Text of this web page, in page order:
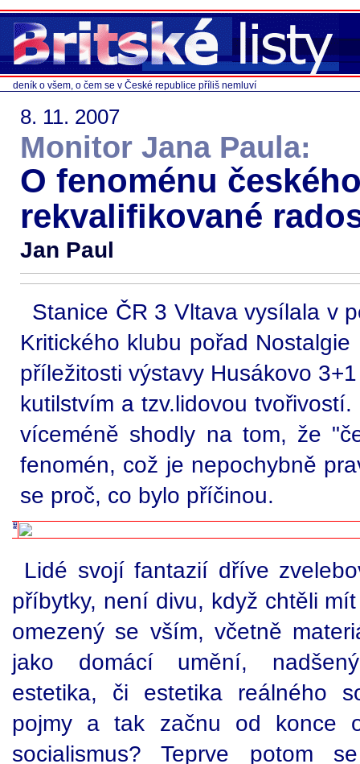
deník o všem, o čem se v České republice příliš nemluví
8. 11. 2007
Monitor Jana Paula:
O fenoménu
rekvalifikované
Jan Paul
Stanice ČR 3 Vltava vysílala v
Kritického klubu pořad
příležitosti výstavy Husákovo
kutilstvím a tzv.lidovou
víceméně shodly na tom, že
fenomén, což je nepochybně
se proč, co bylo příčinou.
Lidé svojí fantazií dříve
příbytky, není divu, když chtěli
omezený se vším, včetně
jako domácí umění,
estetika, či estetika reálného
pojmy a tak začnu od konce
socialismus? Teprve potom